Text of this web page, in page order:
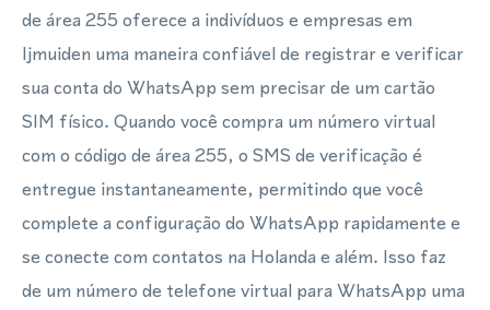
de área 255 oferece a indivíduos e empresas em
Ijmuiden uma maneira confiável de registrar e verificar
sua conta do WhatsApp sem precisar de um cartão
SIM físico. Quando você compra um número virtual
com o código de área 255, o SMS de verificação é
entregue instantaneamente, permitindo que você
complete a configuração do WhatsApp rapidamente e
se conecte com contatos na Holanda e além. Isso faz
de um número de telefone virtual para WhatsApp uma